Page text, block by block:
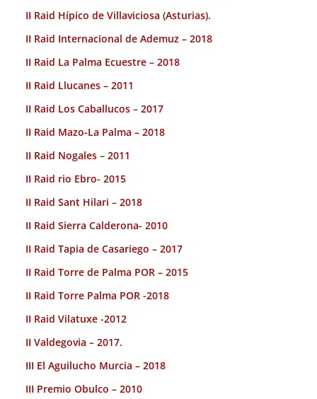
II Raid Hípico de Villaviciosa (Asturias).
II Raid Internacional de Ademuz – 2018
II Raid La Palma Ecuestre – 2018
II Raid Llucanes – 2011
II Raid Los Caballucos – 2017
II Raid Mazo-La Palma – 2018
II Raid Nogales – 2011
II Raid rio Ebro- 2015
II Raid Sant Hilari – 2018
II Raid Sierra Calderona- 2010
II Raid Tapia de Casariego – 2017
II Raid Torre de Palma POR – 2015
II Raid Torre Palma POR -2018
II Raid Vilatuxe -2012
II Valdegovia – 2017.
III El Aguilucho Murcia – 2018
III Premio Obulco – 2010